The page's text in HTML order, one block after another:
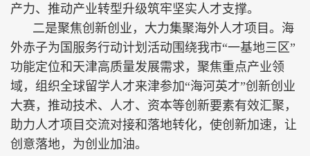
产力、推动产业转型升级筑牢坚实人才支撑。
二是聚焦创新创业，大力集聚海外人才项目。海
外赤子为国服务行动计划活动围绕我市“一基地三区”
功能定位和天津高质量发展需求，聚焦重点产业领
域，组织全球留学人才来津参加“海河英才”创新创业
大赛，推动技术、人才、资本等创新要素有效汇聚，
助力人才项目交流对接和落地转化，使创新加速，让
创意落地，为创业加油。